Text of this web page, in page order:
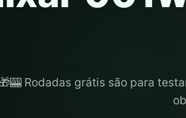
Rodadas grátis são para